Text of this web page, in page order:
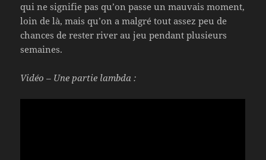
qui ne signifie pas qu’on passe un mauvais moment,
loin de là, mais qu’on a malgré tout assez peu de
chances de rester river au jeu pendant plusieurs
semaines.
Vidéo – Une partie lambda :